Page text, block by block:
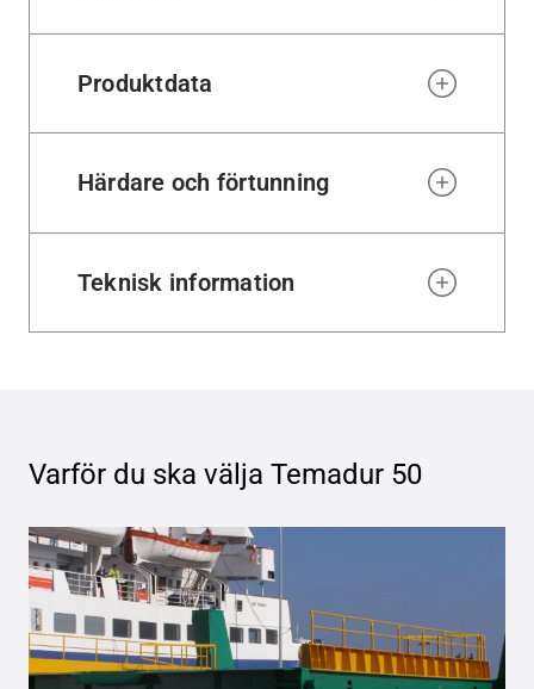
Produktdata
Härdare och förtunning
Teknisk information
Varför du ska välja Temadur 50